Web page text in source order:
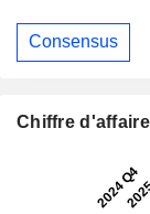
Consensus
Chiffre